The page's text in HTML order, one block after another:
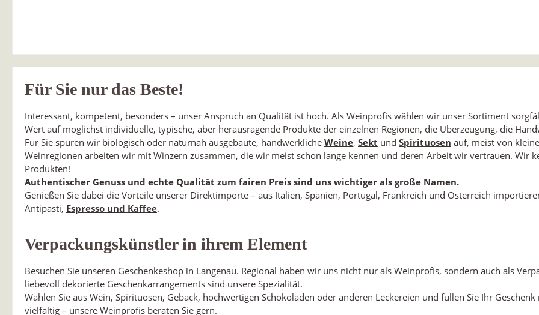
Für Sie nur das Beste!
Interessant, kompetent, besonders – unser Anspruch an Qualität ist hoch. Als Weinprofis wählen wir unser Sortiment
Wert auf möglichst individuelle, typische, aber herausragende Produkte der einzelnen Regionen, die Überzeugung, die
Für Sie spüren wir biologisch oder naturnah ausgebaute, handwerkliche Weine, Sekt und Spirituosen auf, meist von
Weinregionen arbeiten wir mit Winzern zusammen, die wir meist schon lange kennen und deren Arbeit wir vertrauen. Wir
Produkten!
Authentischer Genuss und echte Qualität zum faire­n Preis sind uns wichtiger als große Namen.
Genießen Sie dabei die Vorteile unserer Direktimporte – aus Italien, Spanien, Portugal, Frankreich und Österreich
Antipasti, Espresso und Kaffee.
Verpackungskünstler in ihrem Element
Besuchen Sie unseren Geschenkeshop in Langenau. Regional haben wir uns nicht nur als Weinprofis, sondern auch als
liebevoll dekorierte Geschenkarrangements sind unsere Spezialität.
Wählen Sie aus Wein, Spirituosen, Gebäck, hochwertigen Schokoladen oder anderen Leckereien und füllen Sie Ihr
vielfältig – unsere Weinprofis beraten Sie gern.